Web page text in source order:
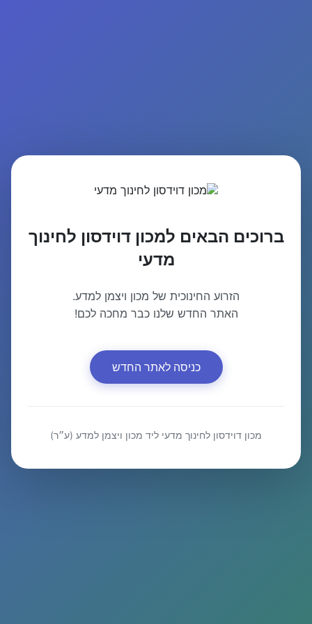
ברוכים הבאים למכון דוידסון לחינוך
מדעי
הזרוע החינוכית של מכון ויצמן למדע.
האתר החדש שלנו כבר מחכה לכם!
כניסה לאתר החדש
מכון דוידסון לחינוך מדעי ליד מכון ויצמן למדע (ע״ר)